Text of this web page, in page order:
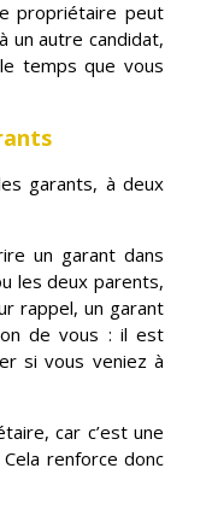
propriétaire peut
un autre candidat,
temps que vous
garants, à deux
un garant dans
les deux parents,
rappel, un garant
de vous : il est
si vous veniez à
car c’est une
renforce donc